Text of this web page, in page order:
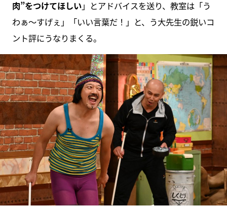
肉”をつけてほしい」とアドバイスを送り、教室は「う
わぁ～すげぇ」「いい言葉だ！」と、う大先生の鋭いコ
ント評にうなりまくる。